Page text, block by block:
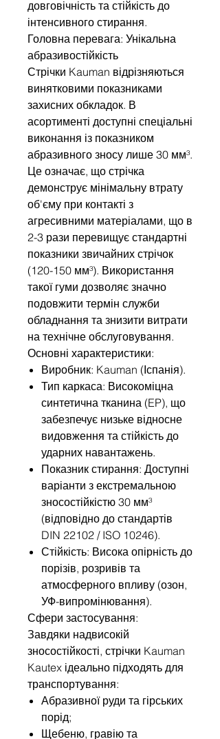
довговічність та стійкість до
інтенсивного стирання.
Головна перевага: Унікальна
абразивостійкість
Стрічки Kauman відрізняються
винятковими показниками
захисних обкладок. В
асортименті доступні спеціальні
виконання із показником
абразивного зносу лише 30 мм³.
Це означає, що стрічка
демонструє мінімальну втрату
об'єму при контакті з
агресивними матеріалами, що в
2-3 рази перевищує стандартні
показники звичайних стрічок
(120-150 мм³). Використання
такої гуми дозволяє значно
подовжити термін служби
обладнання та знизити витрати
на технічне обслуговування.
Основні характеристики:
Виробник: Kauman (Іспанія).
Тип каркаса: Високоміцна
синтетична тканина (EP), що
забезпечує низьке відносне
видовження та стійкість до
ударних навантажень.
Показник стирання: Доступні
варіанти з екстремальною
зносостійкістю 30 мм³
(відповідно до стандартів
DIN 22102 / ISO 10246).
Стійкість: Висока опірність до
порізів, розривів та
атмосферного впливу (озон,
УФ-випромінювання).
Сфери застосування:
Завдяки надвисокій
зносостійкості, стрічки Kauman
Kautex ідеально підходять для
транспортування:
Абразивної руди та гірських
порід;
Щебеню, гравію та